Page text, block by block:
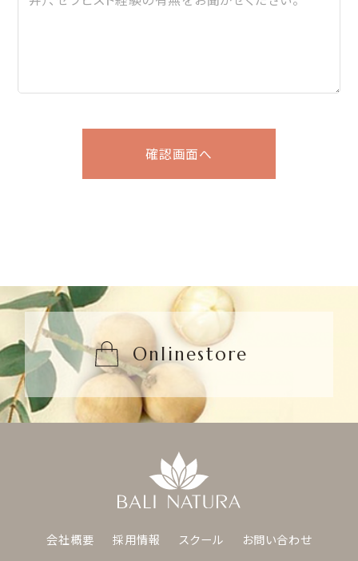
確認画面へ
Onlinestore
会社概要 採用情報 スクール
お問い合わせ